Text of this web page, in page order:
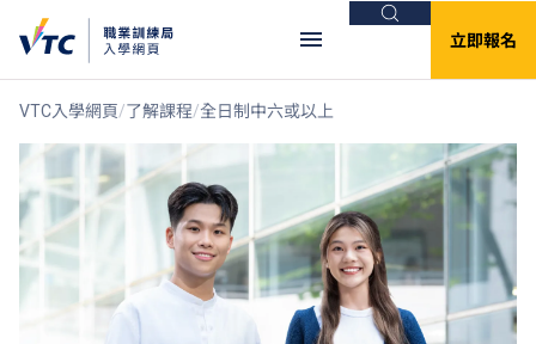
搜尋
立即報名
VTC入學網頁 了解課程 全日制中六或以上